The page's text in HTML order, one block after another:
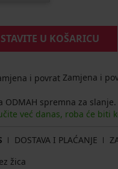
STAVITE U KOŠARICU
Zamjena i
ODMAH spremna za slanje.
već danas, roba će biti
DOSTAVA I PLAĆANJE
žica